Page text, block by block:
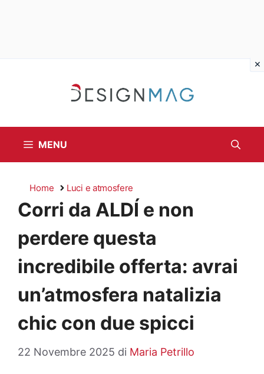
MENU
Home Luci e atmosfere
Corri da ALDÍ e non
perdere questa
incredibile offerta: avrai
un’atmosfera natalizia
chic con due spicci
22 Novembre 2025 di Maria Petrillo